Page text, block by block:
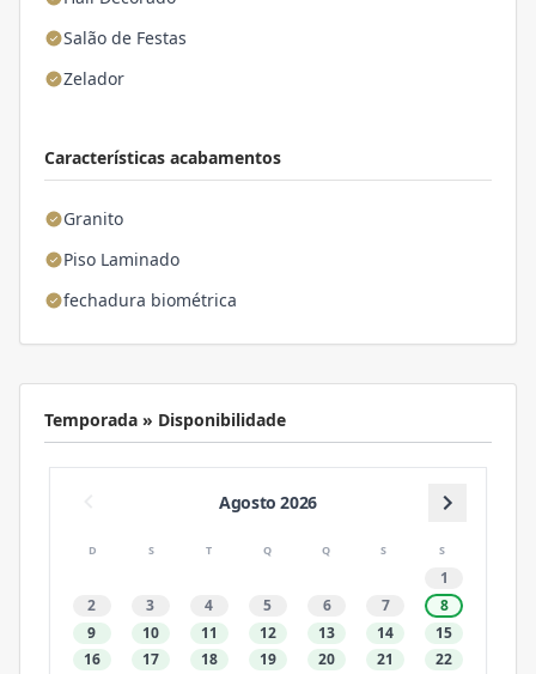
Salão de Festas
Zelador
Características acabamentos
Granito
Piso Laminado
fechadura biométrica
Temporada » Disponibilidade
Agosto 2026
D S T Q Q S S
1
2
3 4 5 6 7
8
9
10 11 12 13 14
15
16
17 18 19 20 21
22